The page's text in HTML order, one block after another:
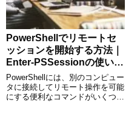
PowerShellでリモートセ
ッションを開始する方法｜
Enter-PSSessionの使い方
と注意点を徹底解説
PowerShellには、別のコンピュー
タに接続してリモート操作を可能
にする便利なコマンドがいくつか